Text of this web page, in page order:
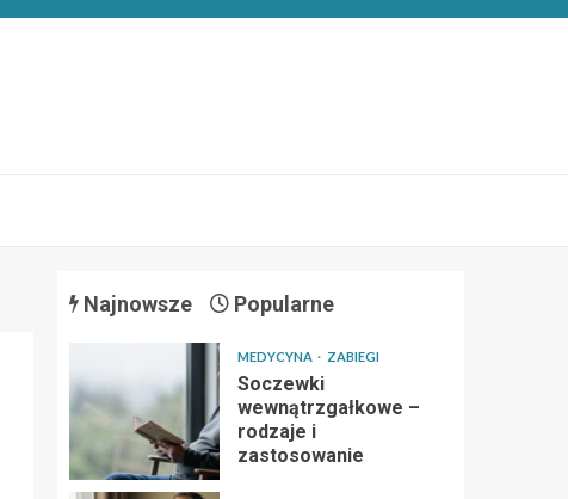
Najnowsze Popularne
MEDYCYNA ZABIEGI
Soczewki
wewnątrzgałkowe –
rodzaje i
zastosowanie